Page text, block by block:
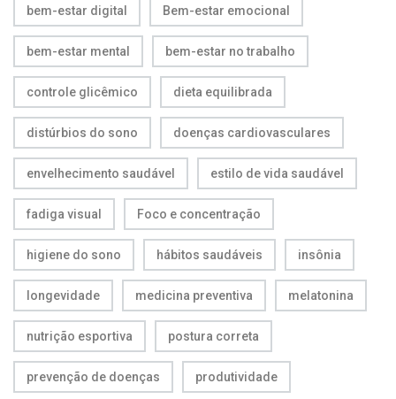
bem-estar digital Bem-estar emocional
bem-estar mental bem-estar no trabalho
controle glicêmico dieta equilibrada
distúrbios do sono doenças cardiovasculares
envelhecimento saudável estilo de vida saudável
fadiga visual Foco e concentração
higiene do sono hábitos saudáveis insônia
longevidade medicina preventiva melatonina
nutrição esportiva postura correta
prevenção de doenças produtividade